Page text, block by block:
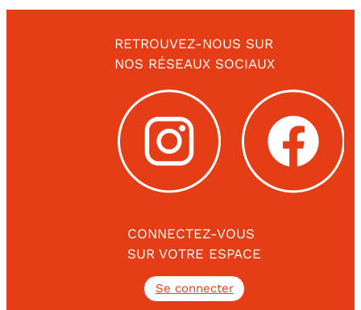
RETROUVEZ-NOUS SUR
NOS RÉSEAUX SOCIAUX
CONNECTEZ-VOUS
SUR VOTRE ESPACE
Se connecter